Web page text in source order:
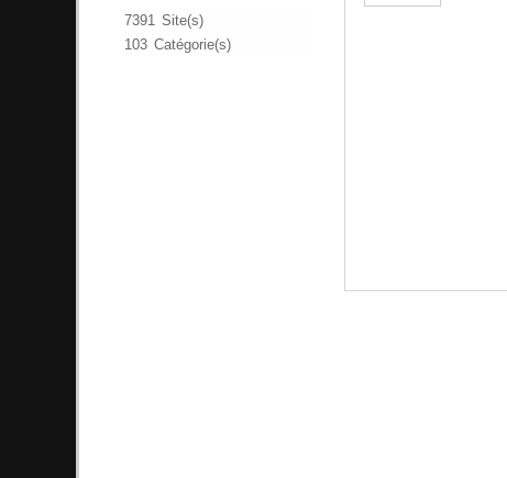
7391 Site(s)
103 Catégorie(s)